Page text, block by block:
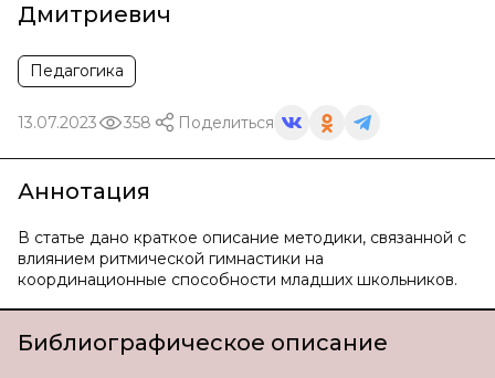
Дмитриевич
Педагогика
13.07.2023 358 Поделиться
Аннотация
В статье дано краткое описание методики, связанной с
влиянием ритмической гимнастики на
координационные способности младших школьников.
Библиографическое описание